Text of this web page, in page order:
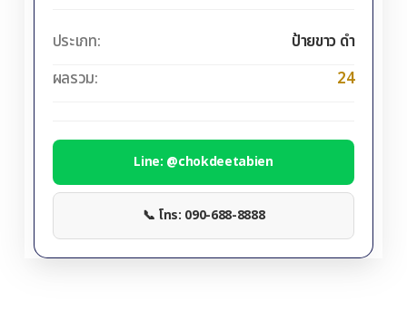
ประเภท:
ป้ายขาว ดำ
ผลรวม:
24
Line: @chokdeetabien
📞 โทร: 090-688-8888